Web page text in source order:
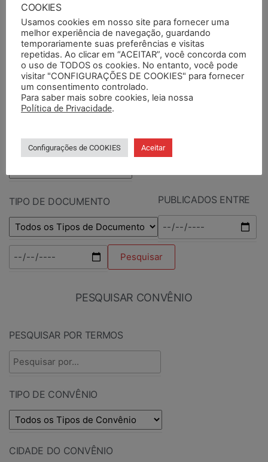
PESQUISAR DOCUMENTOS
PESQUISAR POR TERMOS
BASE DA CATEGORIA
TIPO DE DOCUMENTO PUBLICADOS ENTRE
PESQUISAR CONVÊNIO
PESQUISAR POR TERMOS
TIPO DE CONVÊNIO
CIDADE DO CONVÊNIO
COOKIES
Usamos cookies em nosso site para fornecer uma
melhor experiência de navegação, guardando
temporariamente suas preferências e visitas
repetidas. Ao clicar em “ACEITAR”, você concorda com
o uso de TODOS os cookies. No entanto, você pode
visitar "CONFIGURAÇÕES DE COOKIES" para fornecer
um consentimento controlado.
Para saber mais sobre cookies, leia nossa
Política de Privacidade.
Configurações de COOKIES Aceitar